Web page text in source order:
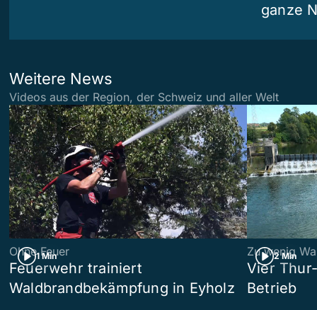
ganze
Weitere News
Videos aus der Region, der Schweiz und aller Welt
1 Min
Ohne Feuer
Feuerwehr trainiert
Waldbrandbekämpfung in Eyholz
2 Min
Zu wenig
Vier
Betrieb